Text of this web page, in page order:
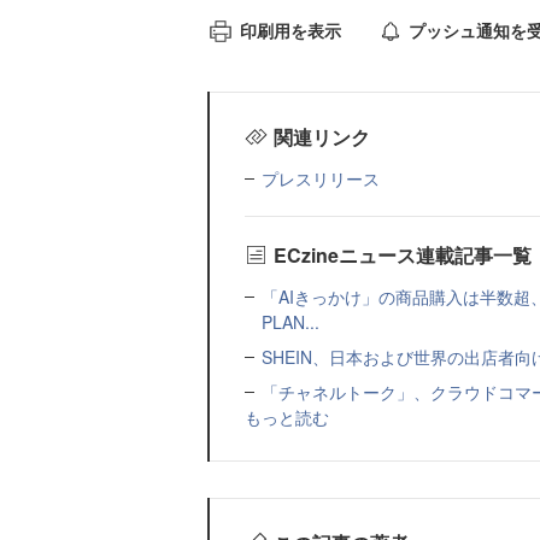
印刷用を表示 プッシュ通知を
関連リンク
プレスリリース
ECzineニュース連載記事一覧
「AIきっかけ」の商品購入は半数
PLAN...
SHEIN、日本および世界の出店者
「チャネルトーク」、クラウドコ
もっと読む